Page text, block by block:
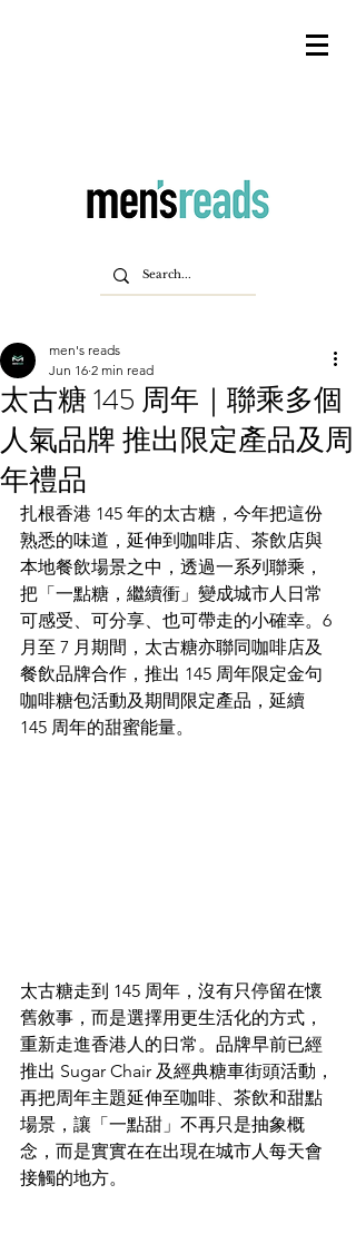
太古糖 145 周年｜聯乘多個
人氣品牌 推出限定產品及周
年禮品
men's reads
Jun 16 2 min read
扎根香港 145 年的太古糖，今年把這份
熟悉的味道，延伸到咖啡店、茶飲店與
本地餐飲場景之中，透過一系列聯乘，
把「一點糖，繼續衝」變成城市人日常
可感受、可分享、也可帶走的小確幸。6
月至 7 月期間，太古糖亦聯同咖啡店及
餐飲品牌合作，推出 145 周年限定金句
咖啡糖包活動及期間限定產品，延續
145 周年的甜蜜能量。
太古糖走到 145 周年，沒有只停留在懷
舊敘事，而是選擇用更生活化的方式，
重新走進香港人的日常。品牌早前已經
推出 Sugar Chair 及經典糖車街頭活動，
再把周年主題延伸至咖啡、茶飲和甜點
場景，讓「一點甜」不再只是抽象概
念，而是實實在在出現在城市人每天會
接觸的地方。